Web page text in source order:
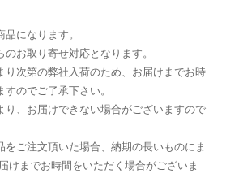
になります。
のお取り寄せ対応となります。
り次第の弊社入荷のため、お届けまでお時
のでご了承下さい。
り、お届けできない場合がございますので
をご注文頂いた場合、納期の長いものにま
けまでお時間をいただく場合がございま